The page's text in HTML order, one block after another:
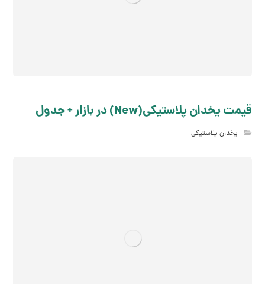
قیمت یخدان پلاستیکی(New) در بازار + جدول
یخدان پلاستیکی